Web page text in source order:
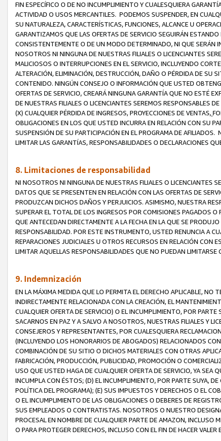
FIN ESPECÍFICO O DE NO INCUMPLIMIENTO Y CUALESQUIERA
ACTIVIDAD O USOS MERCANTILES. PODEMOS SUSPENDER, EN
SU NATURALEZA, CARACTERÍSTICAS, FUNCIONES, ALCANCE U
GARANTIZAMOS QUE LAS OFERTAS DE SERVICIO SEGUIRÁN
CONSISTENTEMENTE O DE UN MODO DETERMINADO, NI QUE SERÁN
NOSOTROS NI NINGUNA DE NUESTRAS FILIALES O LICENCIANTES
MALICIOSOS O INTERRUPCIONES EN EL SERVICIO, INCLUYENDO
ALTERACIÓN, ELIMINACIÓN, DESTRUCCIÓN, DAÑO O PÉRDIDA DE SU
CONTENIDO. NINGÚN CONSEJO O INFORMACIÓN QUE USTED
OFERTAS DE SERVICIO, CREARÁ NINGUNA GARANTÍA QUE NO ESTÉ
DE NUESTRAS FILIALES O LICENCIANTES SEREMOS RESPONSABLES
(X) CUALQUIER PÉRDIDA DE INGRESOS, PROYECCIONES DE VENTAS,
OBLIGACIONES EN LOS QUE USTED INCURRA EN RELACIÓN CON SU
SUSPENSIÓN DE SU PARTICIPACIÓN EN EL PROGRAMA DE
LIMITAR LAS GARANTÍAS, RESPONSABILIDADES O DECLARACIONES
8. Limitaciones de responsabilidad
NI NOSOTROS NI NINGUNA DE NUESTRAS FILIALES O LICENCIANTES
DATOS QUE SE PRESENTEN EN RELACIÓN CON LAS OFERTAS DE
PRODUZCAN DICHOS DAÑOS Y PERJUICIOS. ASIMISMO, NUESTRA
SUPERAR EL TOTAL DE LOS INGRESOS POR COMISIONES PAGADOS
QUE ANTECEDAN DIRECTAMENTE A LA FECHA EN LA QUE SE
RESPONSABILIDAD. POR ESTE INSTRUMENTO, USTED RENUNCIA A
REPARACIONES JUDICIALES U OTROS RECURSOS EN RELACIÓN CON
LIMITAR AQUELLAS RESPONSABILIDADES QUE NO PUEDAN LIMITARSE
9. Indemnización
EN LA MÁXIMA MEDIDA QUE LO PERMITA EL DERECHO APLICABLE,
INDIRECTAMENTE RELACIONADA CON LA CREACIÓN, EL
CUALQUIER OFERTA DE SERVICIO) O EL INCUMPLIMIENTO, POR
SACARNOS EN PAZ Y A SALVO A NOSOTROS, NUESTRAS FILIALES Y
CONSEJEROS Y REPRESENTANTES, POR CUALESQUIERA
(INCLUYENDO LOS HONORARIOS DE ABOGADOS) RELACIONADOS
COMBINACIÓN DE SU SITIO O DICHOS MATERIALES CON OTRAS
FABRICACIÓN, PRODUCCIÓN, PUBLICIDAD, PROMOCIÓN O
USO QUE USTED HAGA DE CUALQUIER OFERTA DE SERVICIO, YA SEA
INCUMPLA CON ÉSTOS; (D) EL INCUMPLIMIENTO, POR PARTE SUYA,
POLÍTICA DEL PROGRAMA); (E) SUS IMPUESTOS Y DERECHOS O EL
O EL INCUMPLIMIENTO DE LAS OBLIGACIONES O DEBERES DE
SUS EMPLEADOS O CONTRATISTAS. NOSOTROS O NUESTRO
PROCESAL EN NOMBRE DE CUALQUIER PARTE DE AMAZON, INCLUSO
O PARA PROTEGER DERECHOS, INCLUSO CON EL FIN DE HACER VALER